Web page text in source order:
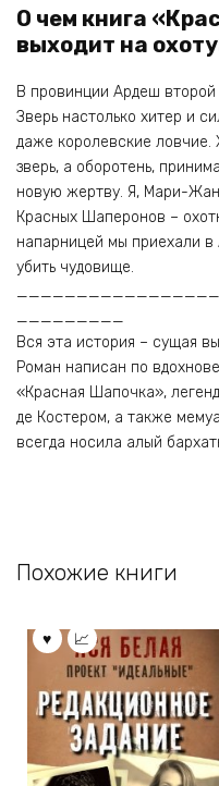
О чем книга
выходит на
В провинции Ардеш
Зверь настолько хитер и
даже королевские ловчие.
зверь, а оборотень,
новую жертву. Я, Мари-
Красных Шаперонов –
напарницей мы приехали
убить чудовище.
_________
Вся эта история – сущая
Роман написан по
«Красная Шапочка»,
де Костером, а также
всегда носила алый
Похожие книги